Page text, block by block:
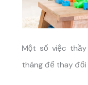
Một số việc
tháng để thay đổi